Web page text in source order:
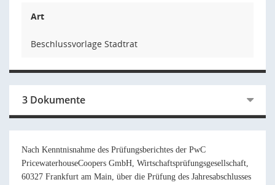
Art
Beschlussvorlage Stadtrat
3 Dokumente
Nach Kenntnisnahme des Prüfungsberichtes der PwC
PricewaterhouseCoopers GmbH, Wirtschaftsprüfungsgesellschaft,
60327 Frankfurt am Main, über die Prüfung des Jahresabschlusses